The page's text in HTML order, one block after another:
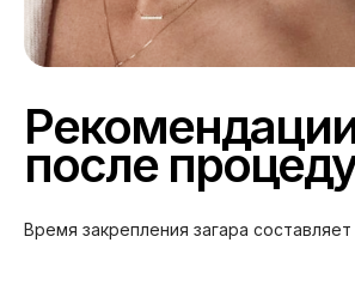
после
Время закрепления загара